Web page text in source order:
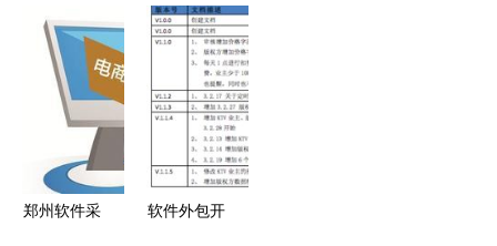
用外包服务
的核心优势
解析
件外包，力
促2019年
产业收入突
破1200亿
郑州软件采
软件外包开